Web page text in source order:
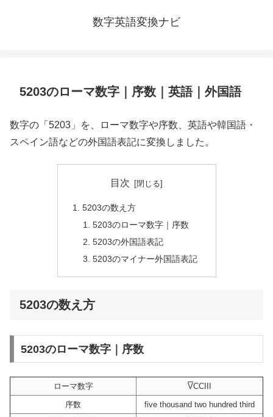
数字英語変換ナビ
5203のローマ数字｜序数｜英語｜外国語
数字の「5203」を、ローマ数字や序数、英語や韓国語・
スペイン語などの外国語表記に変換しました。
目次
5203の数え方
5203のローマ数字｜序数
5203の外国語表記
5203のマイナー外国語表記
5203の数え方
5203のローマ数字｜序数
ローマ数字 VCCIII
序数
five thousand two hundred third